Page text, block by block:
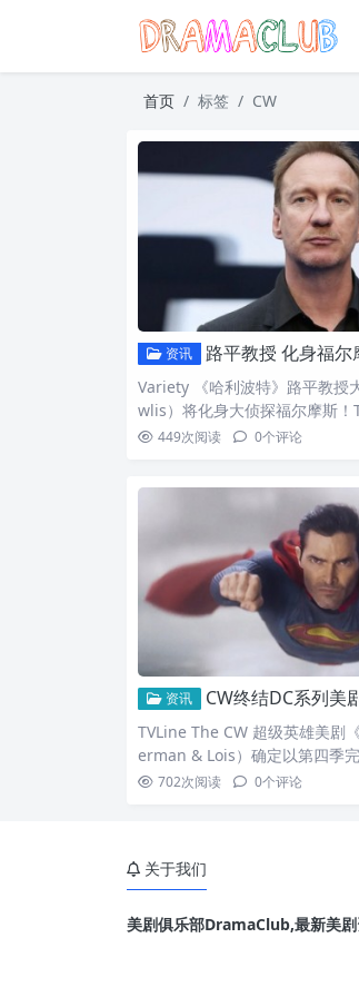
首页 标签 CW
资讯 路平教授 化身福尔摩斯！大卫休利斯
Variety 《哈利波特》路平教授
wlis）将化身大侦探福尔摩斯！
订新剧《Sherlock & Daughter
下，调查一个险恶的案件。接
子爱米莉亚（Amelia），她在
449次阅读 0个评论
资讯 CW终结DC系列美剧！《超
TVLine The CW 超级英雄美剧
erman & Lois）确定以第四季
《超人与露易丝》由泰勒贺启
的种种压力与琐事。不仅如此，
际，
702次阅读 0个评论
关于我们
美剧俱乐部DramaClub,最新美